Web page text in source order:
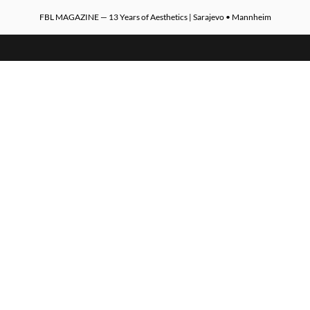
FBL MAGAZINE — 13 Years of Aesthetics | Sarajevo • Mannheim